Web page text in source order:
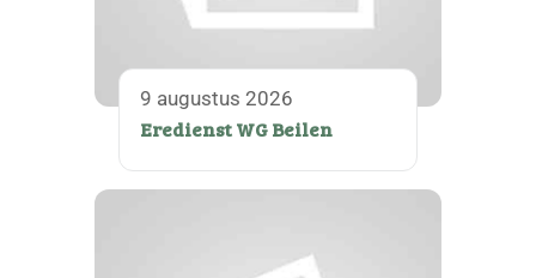
9 augustus 2026
Eredienst WG Beilen